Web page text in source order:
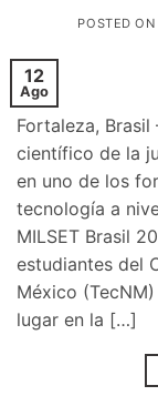
POSTED
12
Ago
Fortaleza,
científico de la
en uno de los
tecnología a
MILSET Brasil
estudiantes del
México
lugar en la […]